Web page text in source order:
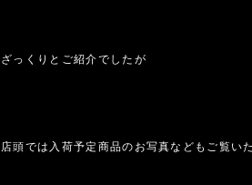
ざっくりとご紹介でしたが
店頭では入荷予定商品のお写真などもご覧い